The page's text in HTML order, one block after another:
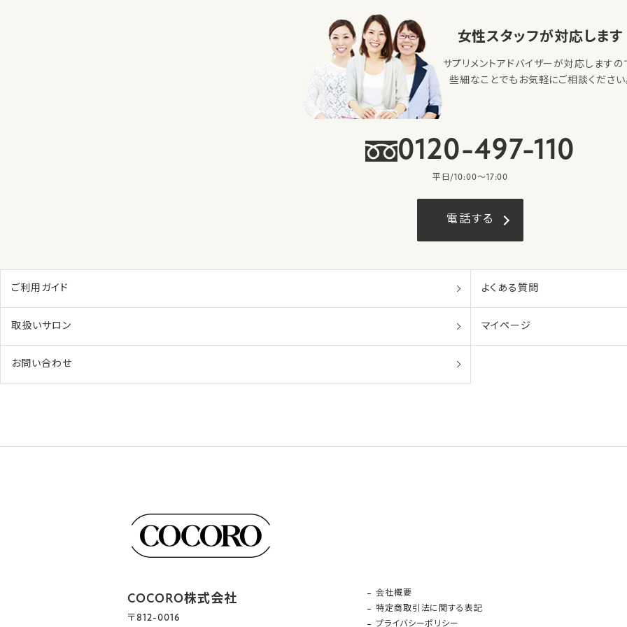
女性スタッフが対応します
サプリメントアドバイザーが対応しますの
些細なことでもお気軽にご相談ください
0120-497-110
平日/10:00〜17:00
電話する
ご利用ガイド よくある質問
取扱いサロン マイページ
お問い合わせ
COCORO株式会社
〒812-0016
会社概要
特定商取引法に関する表記
プライバシーポリシー